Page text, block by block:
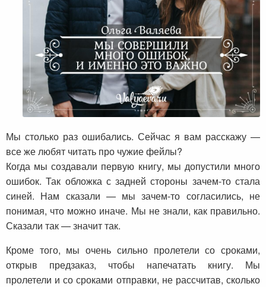
Мы столько раз ошибались. Сейчас я вам расскажу —
все же любят читать про чужие фейлы?
Когда мы создавали первую книгу, мы допустили много
ошибок. Так обложка с задней стороны зачем-то стала
синей. Нам сказали — мы зачем-то согласились, не
понимая, что можно иначе. Мы не знали, как правильно.
Сказали так — значит так.
Кроме того, мы очень сильно пролетели со сроками,
открыв предзаказ, чтобы напечатать книгу. Мы
пролетели и со сроками отправки, не рассчитав, сколько